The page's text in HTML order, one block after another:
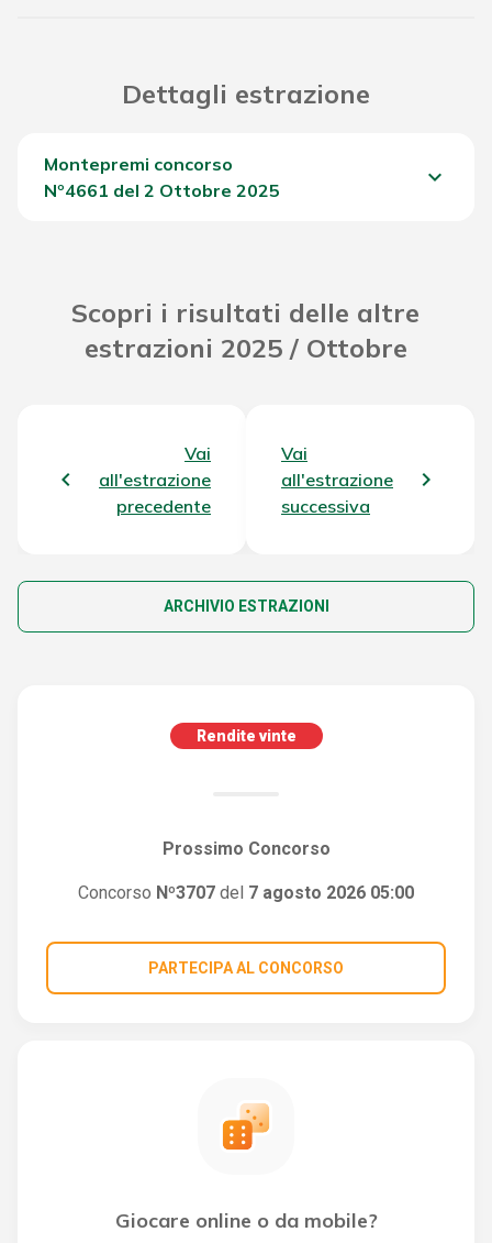
Dettagli estrazione
Montepremi concorso
Nº4661 del 2 Ottobre 2025
keyboard_arrow_down
Scopri i risultati delle altre
estrazioni 2025 / Ottobre
Vai
all'estrazione
precedente
Vai
all'estrazione
successiva
ARCHIVIO ESTRAZIONI
Rendite vinte
Prossimo Concorso
Concorso Nº3707 del 7 agosto 2026 05:00
PARTECIPA AL CONCORSO
Giocare online o da mobile?